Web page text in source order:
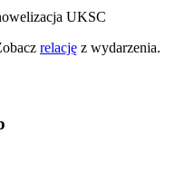
relację z wydarzenia.